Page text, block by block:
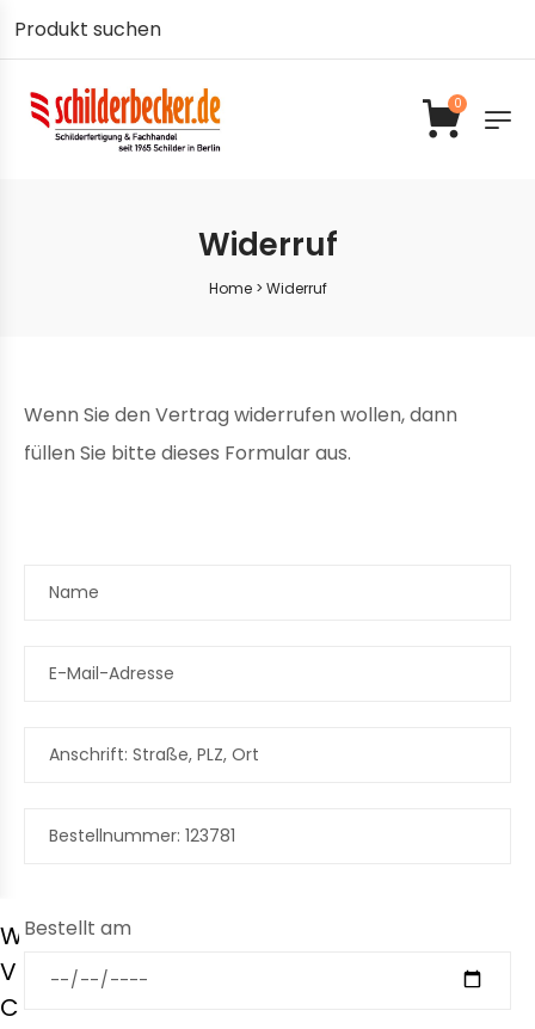
0
Widerruf
Home> Widerruf
Wenn Sie den Vertrag widerrufen wollen, dann
füllen Sie bitte dieses Formular aus.
Bestellt am
WIR
VERWENDEN
COOKIES